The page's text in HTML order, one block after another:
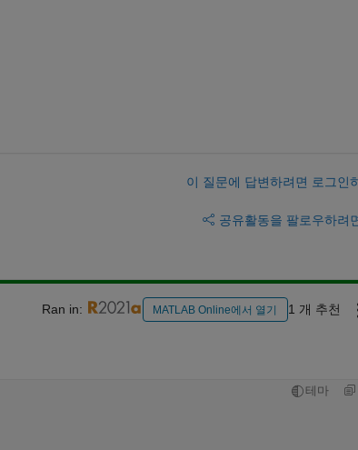
이 질문에 답변하려면 로그인
공유활동을 팔로우하려
Ran in: MATLAB Online에서 열기 1 개 추천
테마